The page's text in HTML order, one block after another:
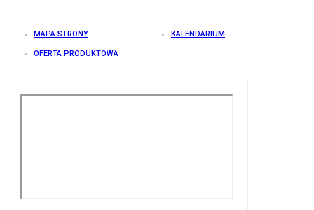
MAPA STRONY KALENDARIUM
OFERTA PRODUKTOWA